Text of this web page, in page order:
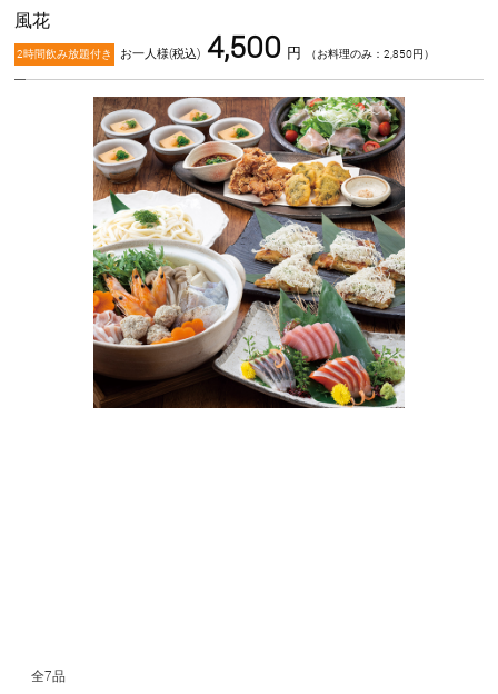
風花
2時間飲み放題付き お一人様(税込) 4,500 円 （お料理のみ：2,850円）
全7品